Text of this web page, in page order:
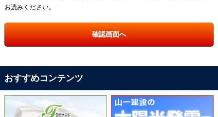
お読みください。
おすすめコンテンツ